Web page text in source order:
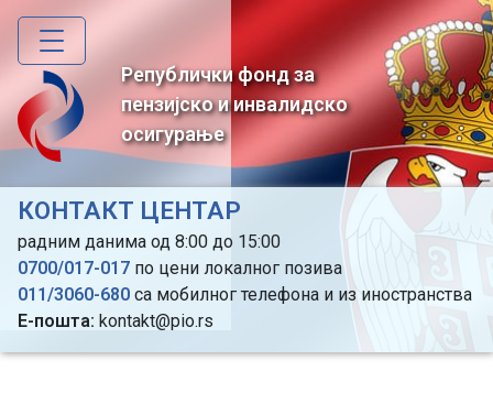
Skip
main
content
Републички фонд за
пензијско и инвалидско
осигурање
КОНТАКТ ЦЕНТАР
радним данима од 8:00 до 15:00
0700/017-017 по цени локалног позива
011/3060-680 са мобилног телефона и из иностранства
Е-пошта: kontakt@pio.rs